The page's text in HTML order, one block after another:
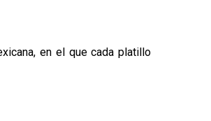
en el que cada platillo